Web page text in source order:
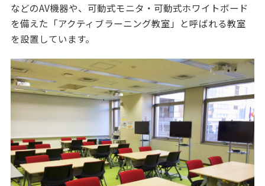
などのAV機器や、可動式モニタ・可動式ホワイトボード
を備えた「アクティブラーニング教室」と呼ばれる教室
を設置しています。